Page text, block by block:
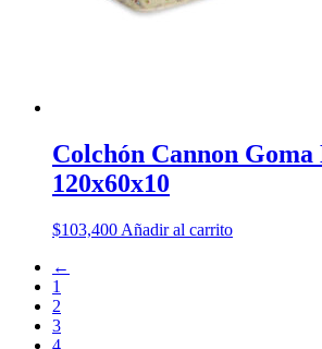
Colchón Cannon Goma
120x60x10
$103,400 Añadir al carrito
←
1
2
3
4